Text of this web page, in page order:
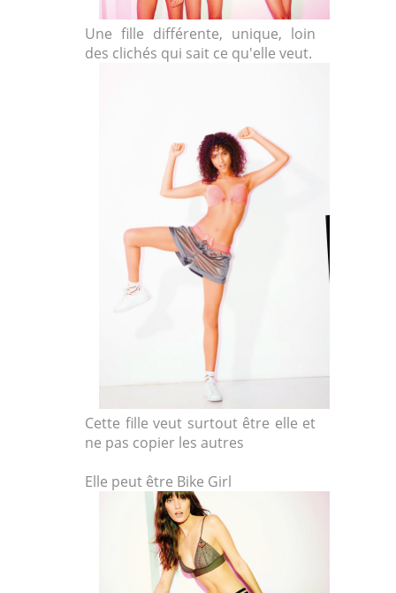
Une fille différente, unique, loin
des clichés qui sait ce qu'elle veut.
Cette fille veut surtout être elle et
ne pas copier les autres
Elle peut être Bike Girl